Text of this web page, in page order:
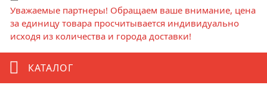
Уважаемые партнеры! Обращаем ваше внимание, цена
за единицу товара просчитывается индивидуально
исходя из количества и города доставки!
КАТАЛОГ